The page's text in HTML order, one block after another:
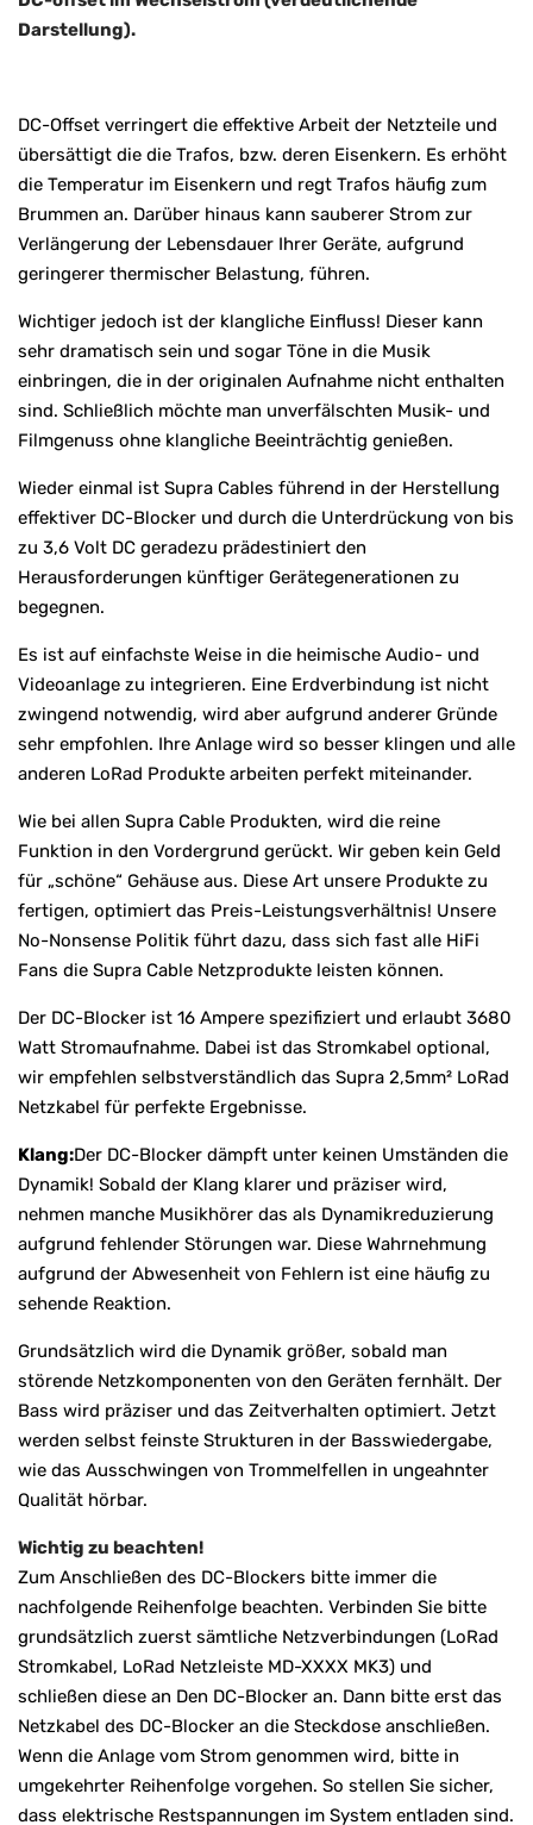
Darstellung).
DC-Offset verringert die effektive Arbeit der Netzteile und
übersättigt die die Trafos, bzw. deren Eisenkern. Es erhöht
die Temperatur im Eisenkern und regt Trafos häufig zum
Brummen an. Darüber hinaus kann sauberer Strom zur
Verlängerung der Lebensdauer Ihrer Geräte, aufgrund
geringerer thermischer Belastung, führen.
Wichtiger jedoch ist der klangliche Einfluss! Dieser kann
sehr dramatisch sein und sogar Töne in die Musik
einbringen, die in der originalen Aufnahme nicht enthalten
sind. Schließlich möchte man unverfälschten Musik- und
Filmgenuss ohne klangliche Beeinträchtig genießen.
Wieder einmal ist Supra Cables führend in der Herstellung
effektiver DC-Blocker und durch die Unterdrückung von bis
zu 3,6 Volt DC geradezu prädestiniert den
Herausforderungen künftiger Gerätegenerationen zu
begegnen.
Es ist auf einfachste Weise in die heimische Audio- und
Videoanlage zu integrieren. Eine Erdverbindung ist nicht
zwingend notwendig, wird aber aufgrund anderer Gründe
sehr empfohlen. Ihre Anlage wird so besser klingen und alle
anderen LoRad Produkte arbeiten perfekt miteinander.
Wie bei allen Supra Cable Produkten, wird die reine
Funktion in den Vordergrund gerückt. Wir geben kein Geld
für „schöne“ Gehäuse aus. Diese Art unsere Produkte zu
fertigen, optimiert das Preis-Leistungsverhältnis! Unsere
No-Nonsense Politik führt dazu, dass sich fast alle HiFi
Fans die Supra Cable Netzprodukte leisten können.
Der DC-Blocker ist 16 Ampere spezifiziert und erlaubt 3680
Watt Stromaufnahme. Dabei ist das Stromkabel optional,
wir empfehlen selbstverständlich das Supra 2,5mm² LoRad
Netzkabel für perfekte Ergebnisse.
Klang:Der DC-Blocker dämpft unter keinen Umständen die
Dynamik! Sobald der Klang klarer und präziser wird,
nehmen manche Musikhörer das als Dynamikreduzierung
aufgrund fehlender Störungen war. Diese Wahrnehmung
aufgrund der Abwesenheit von Fehlern ist eine häufig zu
sehende Reaktion.
Grundsätzlich wird die Dynamik größer, sobald man
störende Netzkomponenten von den Geräten fernhält. Der
Bass wird präziser und das Zeitverhalten optimiert. Jetzt
werden selbst feinste Strukturen in der Basswiedergabe,
wie das Ausschwingen von Trommelfellen in ungeahnter
Qualität hörbar.
Wichtig zu beachten!
Zum Anschließen des DC-Blockers bitte immer die
nachfolgende Reihenfolge beachten. Verbinden Sie bitte
grundsätzlich zuerst sämtliche Netzverbindungen (LoRad
Stromkabel, LoRad Netzleiste MD-XXXX MK3) und
schließen diese an Den DC-Blocker an. Dann bitte erst das
Netzkabel des DC-Blocker an die Steckdose anschließen.
Wenn die Anlage vom Strom genommen wird, bitte in
umgekehrter Reihenfolge vorgehen. So stellen Sie sicher,
dass elektrische Restspannungen im System entladen sind.